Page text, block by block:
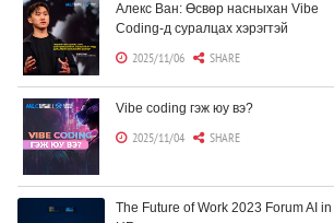
Алекс Ван: Өсвөр насныхан Vibe
Coding-д суралцах хэрэгтэй
2025/11/06 SHARE
Vibe coding гэж юу вэ?
2025/11/04 SHARE
The Future of Work 2023 Forum AI in